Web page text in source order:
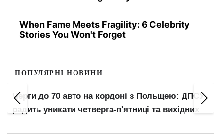
When Fame Meets Fragility: 6 Celebrity
Stories You Won't Forget
ПОПУЛЯРНІ НОВИНИ
ДПСУ
вихідних
Мобільний зв'язок від 190 грн:
lifecell пропонують спецтарифи —
доступні